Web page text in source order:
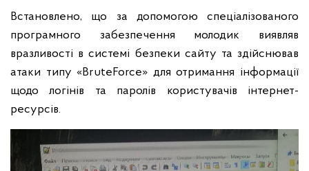
Встановлено, що за допомогою спеціалізованого
програмного забезпечення молодик виявляв
вразливості в системі безпеки сайту та здійснював
атаки типу «BruteForce» для отримання інформації
щодо логінів та паролів користувачів інтернет-
ресурсів.